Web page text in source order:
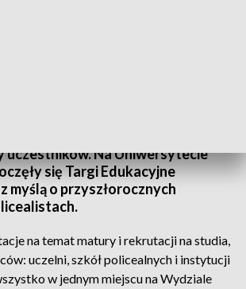
uczestników. Na Uniwersytecie
się Targi Edukacyjne
myślą o przyszłorocznych
na temat matury i rekrutacji na studia,
uczelni, szkół policealnych i instytucji
w jednym miejscu na Wydziale